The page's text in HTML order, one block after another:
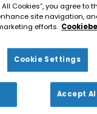
in de
geopende loketten
Cookies”, you agree to
site navigation,
efforts.
Cookie Settings
Accept